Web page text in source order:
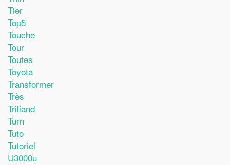
Tier
Top5
Touche
Tour
Toutes
Toyota
Transformer
Très
Triliand
Turn
Tuto
Tutoriel
U3000u